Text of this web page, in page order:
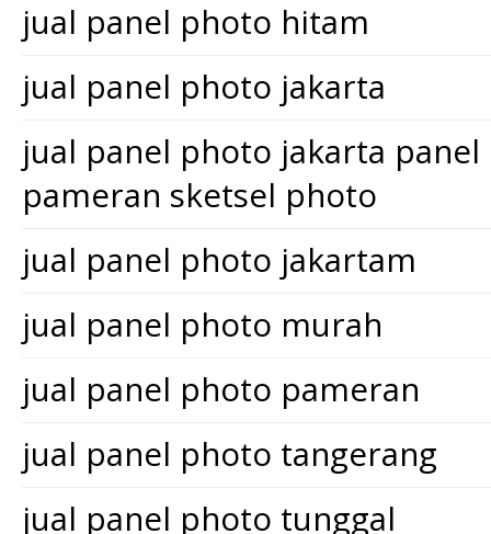
jual panel photo hitam
jual panel photo jakarta
jual panel photo jakarta
pameran sketsel photo
jual panel photo jakartam
jual panel photo murah
jual panel photo pameran
jual panel photo tangerang
jual panel photo tunggal